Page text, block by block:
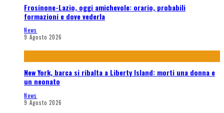
Frosinone-Lazio, oggi amichevole: orario, probabili
formazioni e dove vederla
News
9 Agosto 2026
New York, barca si ribalta a Liberty Island: morti una donna e
un neonato
News
9 Agosto 2026